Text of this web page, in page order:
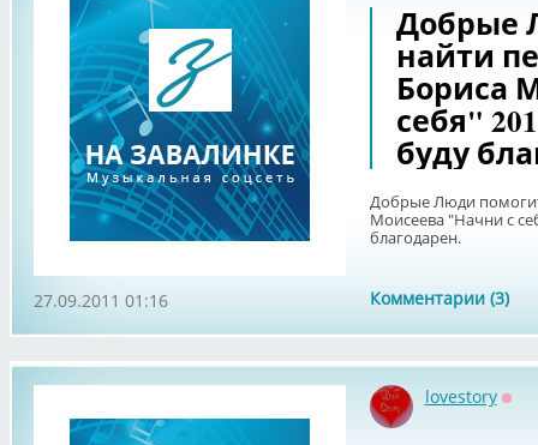
Добрые
найти
Бориса
себя"
буду
Добрые Люди
Моисеева "Начни с
благодарен.
Комментарии (3)
27.09.2011 01:16
lovestory